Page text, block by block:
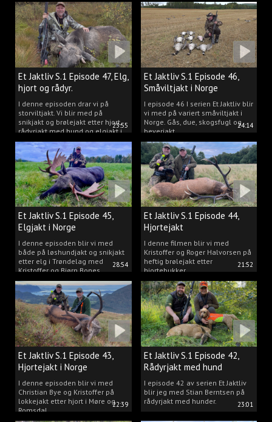
23:55
Et Jaktliv S.1 Episode 47, Elg,
hjort og rådyr.
I denne episoden drar vi på
storviltjakt. Vi blir med på
snikjakt og brølejakt etter hjort,
rådyrjakt med hund og elgjakt i
Trøndelag.
24:14
Et Jaktliv S.1 Episode 46,
Småviltjakt i Norge
I episode 46 I serien Et Jaktliv blir
vi med på variert småviltjakt i
Norge. Gås, due, skogsfugl og
beverjakt.
28:54
Et Jaktliv S.1 Episode 45,
Elgjakt i Norge
I denne episoden blir vi med
både på løshundjakt og snikjakt
etter elg i Trøndelag med
Kristoffer og Bjørn Bones
21:52
Et Jaktliv S.1 Episode 44,
Hjortejakt
I denne filmen blir vi med
Kristoffer og Roger Halvorsen på
heftig brølejakt etter
hjortebukker.
22:39
Et Jaktliv S.1 Episode 43,
Hjortejakt i Norge
I denne episoden blir vi med
Christian Bye og Kristoffer på
lokkejakt etter hjort i Møre og
Romsdal.
23:01
Et Jaktliv S.1 Episode 42,
Rådyrjakt med hund
I episode 42 av serien Et Jaktliv
blir jeg med Stian Berntsen på
rådyrjakt med hunder.